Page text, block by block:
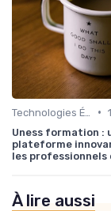
•
Uness formation :
plateforme
les professionnels
À lire aussi